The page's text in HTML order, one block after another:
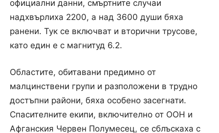
официални данни, смъртните случаи
надхвърлиха 2200, а над 3600 души бяха
ранени. Тук се включват и вторични трусове,
като един е с магнитуд 6.2.
Областите, обитавани предимно от
малцинствени групи и разположени в трудно
достъпни райони, бяха особено засегнати.
Спасителните екипи, включително от ООН и
Афганския Червен Полумесец, се сблъскаха с